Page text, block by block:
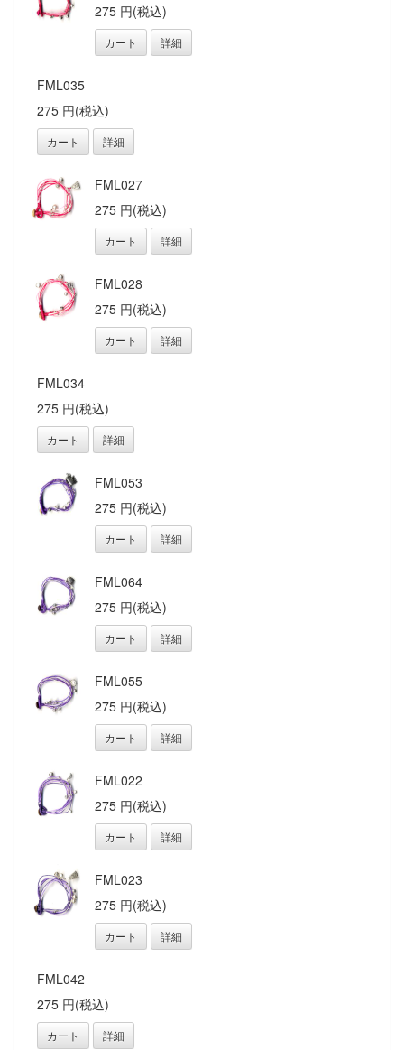
275 円(税込)
カート 詳細
FML035
275 円(税込)
カート 詳細
FML027
275 円(税込)
カート 詳細
FML028
275 円(税込)
カート 詳細
FML034
275 円(税込)
カート 詳細
FML053
275 円(税込)
カート 詳細
FML064
275 円(税込)
カート 詳細
FML055
275 円(税込)
カート 詳細
FML022
275 円(税込)
カート 詳細
FML023
275 円(税込)
カート 詳細
FML042
275 円(税込)
カート 詳細